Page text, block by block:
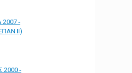
2007 -
ΙΙ)
2000 -